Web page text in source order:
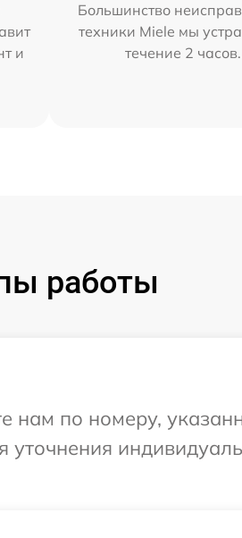
и
Большинство
техники Miele мы
течение 2 часов.
работы
по номеру,